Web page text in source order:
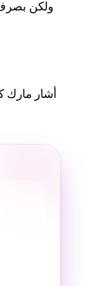
ولكن بصرف
أشار مارك